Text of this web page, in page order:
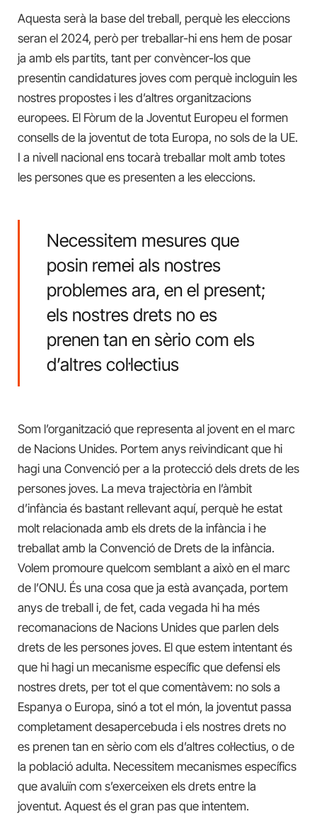
Aquesta serà la base del treball, perquè les eleccions
seran el 2024, però per treballar-hi ens hem de posar
ja amb els partits, tant per convèncer-los que
presentin candidatures joves com perquè incloguin les
nostres propostes i les d’altres organitzacions
europees. El Fòrum de la Joventut Europeu el formen
consells de la joventut de tota Europa, no sols de la UE.
I a nivell nacional ens tocarà treballar molt amb totes
les persones que es presenten a les eleccions.
Necessitem mesures que
posin remei als nostres
problemes ara, en el present;
els nostres drets no es
prenen tan en sèrio com els
d’altres col·lectius
Som l’organització que representa al jovent en el marc
de Nacions Unides. Portem anys reivindicant que hi
hagi una Convenció per a la protecció dels drets de les
persones joves. La meva trajectòria en l’àmbit
d’infància és bastant rellevant aquí, perquè he estat
molt relacionada amb els drets de la infància i he
treballat amb la Convenció de Drets de la infància.
Volem promoure quelcom semblant a això en el marc
de l’ONU. És una cosa que ja està avançada, portem
anys de treball i, de fet, cada vegada hi ha més
recomanacions de Nacions Unides que parlen dels
drets de les persones joves. El que estem intentant és
que hi hagi un mecanisme específic que defensi els
nostres drets, per tot el que comentàvem: no sols a
Espanya o Europa, sinó a tot el món, la joventut passa
completament desapercebuda i els nostres drets no
es prenen tan en sèrio com els d’altres col·lectius, o de
la població adulta. Necessitem mecanismes específics
que avaluïn com s’exerceixen els drets entre la
joventut. Aquest és el gran pas que intentem.